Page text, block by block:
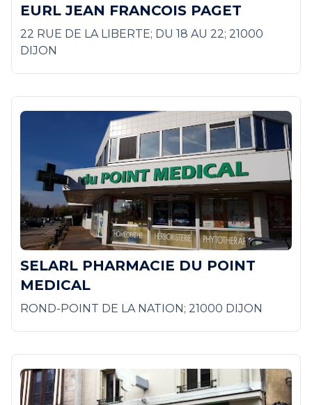
EURL JEAN FRANCOIS PAGET
22 RUE DE LA LIBERTE; DU 18 AU 22; 21000
DIJON
SELARL PHARMACIE DU POINT
MEDICAL
ROND-POINT DE LA NATION; 21000 DIJON